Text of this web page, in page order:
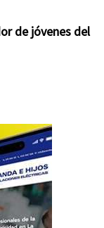
de jóvenes del